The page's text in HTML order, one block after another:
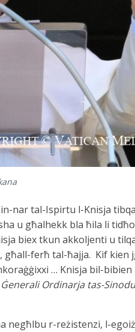
nar tal-Ispirtu l-Knisja
u għalhekk bla ħila li
biex tkun akkoljenti u
ferħ tal-ħajja. Kif kien
… Knisja bil-
Ordinarja tas-
negħlbu r-reżistenzi, l-